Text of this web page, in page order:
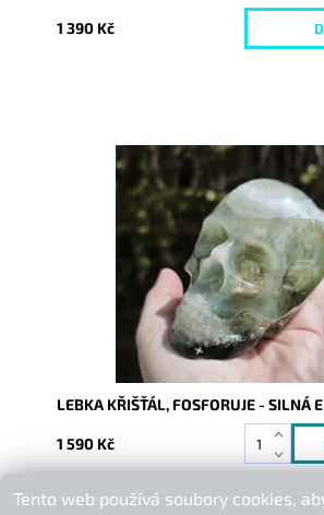
1 390 Kč
Dostupnost:
Skladem
10651
LEBKA KŘIŠŤÁL, FOSFORUJE - SILNÁ
1 590 Kč
Buďte první, kdo napíše příspěvek k
Tento web používá soubory cookies,